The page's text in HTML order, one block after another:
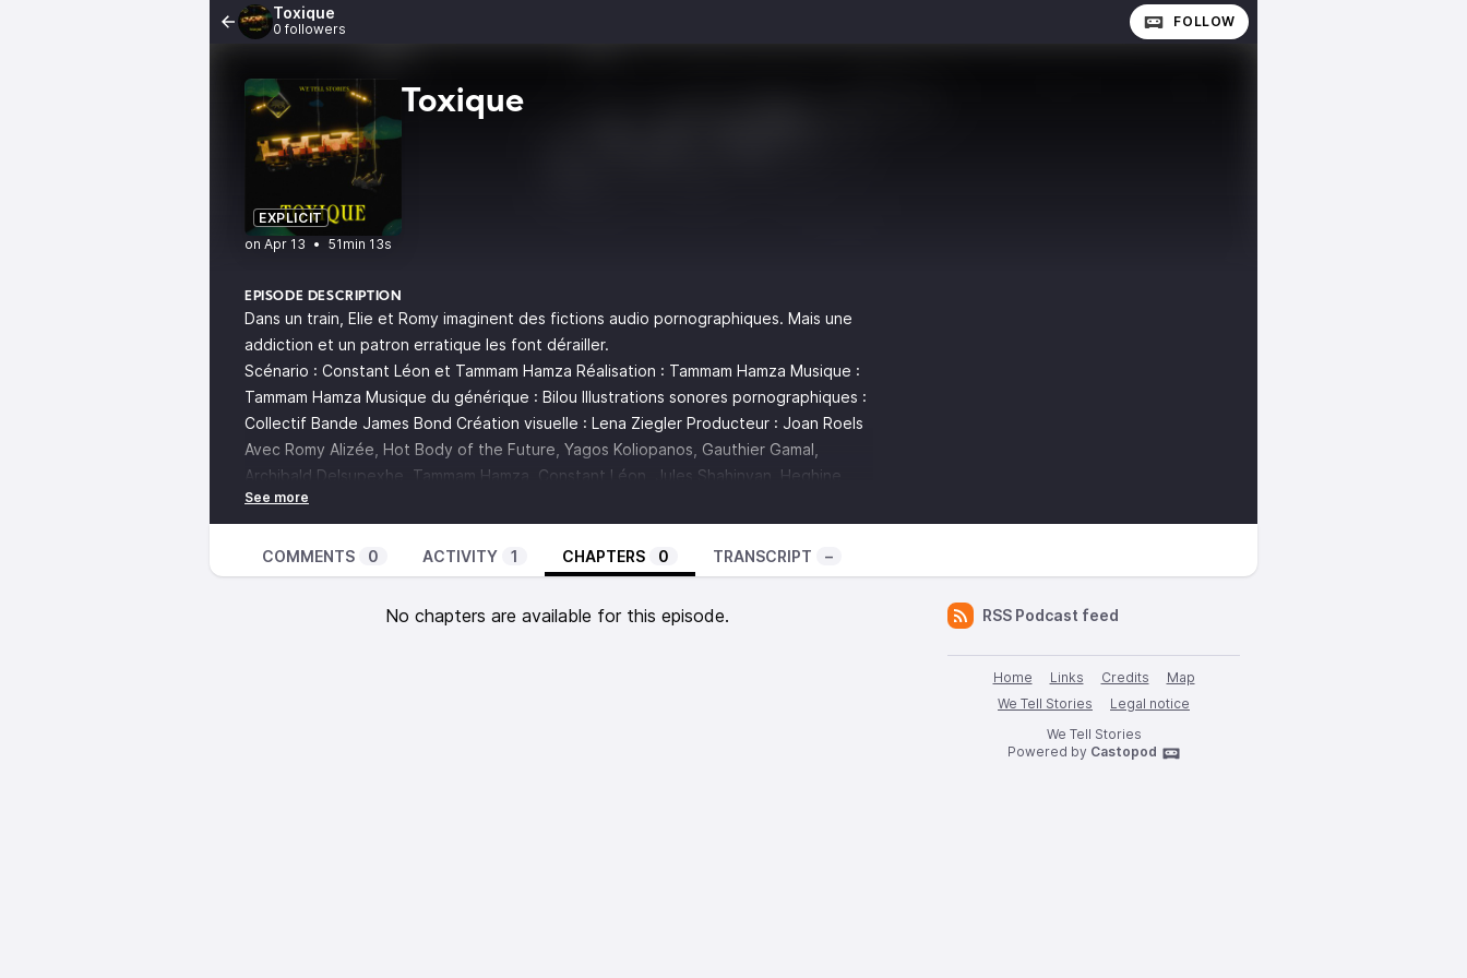
Toxique
0 followers FOLLOW
EXPLICIT
Toxique
• 51min 13s
EPISODE DESCRIPTION
Dans un train, Elie et Romy imaginent des fictions audio pornographiques. Mais une
addiction et un patron erratique les font dérailler.
Scénario : Constant Léon et Tammam Hamza Réalisation : Tammam Hamza Musique :
Tammam Hamza Musique du générique : Bilou Illustrations sonores pornographiques :
Collectif Bande James Bond Création visuelle : Lena Ziegler Producteur : Joan Roels
Avec Romy Alizée, Hot Body of the Future, Yagos Koliopanos, Gauthier Gamal,
Archibald Delsupexhe, Tammam Hamza, Constant Léon, Jules Shahinyan, Heghine,
Elena Luchetti et Darya Jumel-Fasihi.
Nous avons modestement cannibalisé textes et sons afin de vous raconter cette
histoire : Tympan Cul Cul de la Grande Horizontale, Darius pour Frictions Magazine,
Désirs de Cocotte, Tout est cul de Nils Loret, les recommandations du Bruxelles Porn
Festival, Anthologie douteuse de Marguerin Lelouvier et Gorge Profonde, Crache
COMMENTS 0 ACTIVITY 1 CHAPTERS 0 TRANSCRIPT –
No chapters are available for this episode. RSS Podcast feed
Home Links Credits
Map
We Tell Stories
Legal notice
We Tell Stories
Powered by Castopod